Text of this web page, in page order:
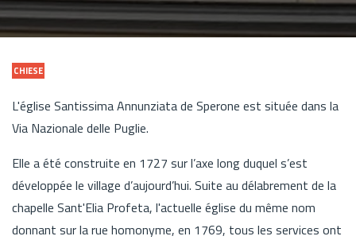
CHIESE
L'église Santissima Annunziata de Sperone est située dans la
Via Nazionale delle Puglie.
Elle a été construite en 1727 sur l’axe long duquel s’est
développée le village d’aujourd’hui. Suite au délabrement de la
chapelle Sant'Elia Profeta, l'actuelle église du même nom
donnant sur la rue homonyme, en 1769, tous les services ont